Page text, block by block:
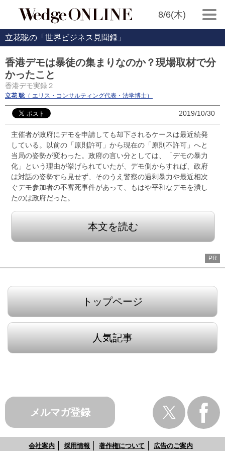
8/6(木)
立花聡の「世界ビジネス見聞録」
香港デモは暴徒の集まりなのか？現場取材で分
かったこと
香港デモ実録２
立花 聡 （ エリス・コンサルティング代表・法学博士）
2019/10/30
主催者が政府にデモを申請しても却下されるケースは最近続発
している。以前の「原則許可」から現在の「原則不許可」へと
当局の姿勢が変わった。政府の言い分としては、「デモの暴力
化」という理由が挙げられていたが、デモ側からすれば、政府
は対話の姿勢すら見せず、そのうえ警察の過剰暴力や最近相次
ぐデモ参加者の不審死事件があって、もはや平和なデモを潰し
たのは政府だった。
本文を読む
PR
トップページ
人気記事
メルマガ登録
会社案内 採用情報 著作権について 広告のご案内